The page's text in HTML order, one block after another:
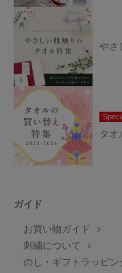
やさ
タオ
ガイド
お買い物ガイド
刺繍について
のし・ギフトラッピン